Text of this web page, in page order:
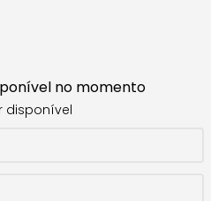
no momento
disponível